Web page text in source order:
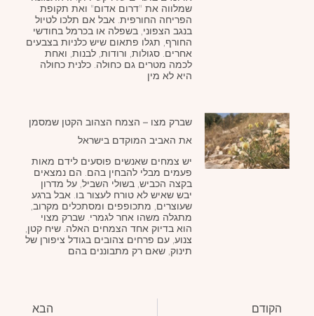
שמלווה את "דרום אדום" ואת תקופת
הפריחה החורפית. אבל אם תלכו לטיול
בנגב הצפוני, בשפלה או בכרמל בחודשי
החורף, תגלו פתאום שיש כלניות בצבעים
אחרים. סגולות, ורודות, לבנות, ואחת
לכמה מטרים גם כחולה. כלנית כחולה
היא לא מין
שברק מצו – הצמח הצהוב הקטן שמסמן
את האביב המוקדם בישראל
יש צמחים שאנשים פוסעים לידם מאות
פעמים מבלי להבחין בהם. הם נמצאים
בקצה הכביש, בשולי השביל, על מדרון
יבש שאיש לא טורח לעצור בו. אבל ברגע
שעוצרים, מתכופפים ומסתכלים מקרוב,
מתגלה משהו אחר לגמרי. שברק מצוי
הוא בדיוק אחד הצמחים האלה. שיח קטן,
צנוע, עם פרחים צהובים בגודל ציפורן של
תינוק, שאם רק מתבוננים בהם
הקודם הבא